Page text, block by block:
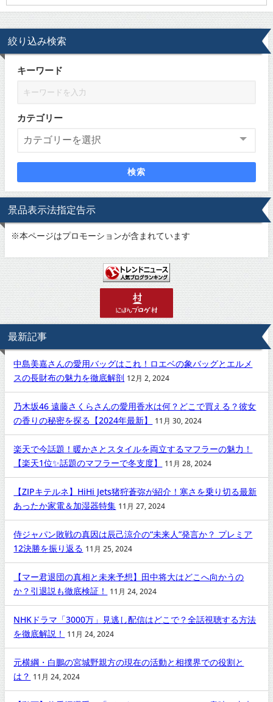
絞り込み検索
キーワード
カテゴリー
検索
景品表示法指定告示
※本ページはプロモーションが含まれています
最新記事
中島美嘉さんの愛用バッグはこれ！ロエベの象バッグとエルメ
スの長財布の魅力を徹底解剖 12月 2, 2024
乃木坂46 遠藤さくらさんの愛用香水は何？どこで買える？彼女
の香りの秘密を探る【2024年最新】
11月 30, 2024
楽天で今話題！暖かさとスタイルを両立するマフラーの魅力！
【楽天1位✨話題のマフラーで冬支度】
11月 28, 2024
【ZIPキテルネ】HiHi Jets猪狩蒼弥が紹介！寒さを乗り切る最新
あったか家電＆加湿器特集 11月 27, 2024
侍ジャパン敗戦の真因は辰己涼介の“未来人”発言か？ プレミア
12決勝を振り返る 11月 25, 2024
【マー君退団の真相と未来予想】田中将大はどこへ向かうの
か？引退説も徹底検証！
11月 24, 2024
NHKドラマ「3000万」見逃し配信はどこで？全話視聴する方法
を徹底解説！
11月 24, 2024
元横綱・白鵬の宮城野親方の現在の活動と相撲界での役割と
は？ 11月 24, 2024